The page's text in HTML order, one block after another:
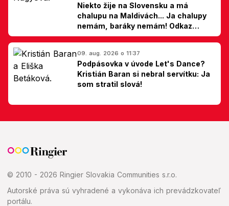
Niekto žije na Slovensku a má
chalupu na Maldivách... Ja chalupy
nemám, baráky nemám! Odkaz
Slovákom
09. aug. 2026 o 11:37
Podpásovka v úvode Let's Dance?
Kristián Baran si nebral servítku: Ja
som stratil slová!
© 2010 - 2026 Ringier Slovakia Communities s.r.o.
Autorské práva sú vyhradené a vykonáva ich prevádzkovateľ
portálu.